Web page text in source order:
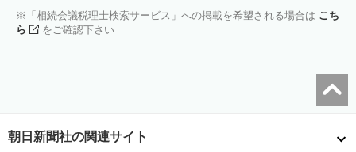
「相続会議税理士検索サービス」への掲載を希望される場合は こち
ら
をご確認下さい
朝日新聞社の関連サイト